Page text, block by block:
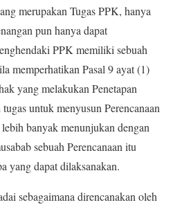
merupakan Tugas PPK, hanya
pun hanya dapat
PPK memiliki sebuah
memperhatikan Pasal 9 ayat (1)
yang melakukan Penetapan
untuk menyusun Perencanaan
banyak menunjukan dengan
sebuah Perencanaan itu
yang dapat dilaksanakan.
sebagaimana direncanakan oleh